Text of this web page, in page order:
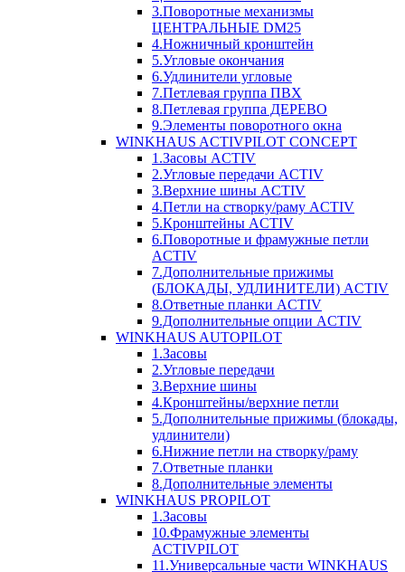
3.Поворотные механизмы
ЦЕНТРАЛЬНЫЕ DM25
4.Ножничный кронштейн
5.Угловые окончания
6.Удлинители угловые
7.Петлевая группа ПВХ
8.Петлевая группа ДЕРЕВО
9.Элементы поворотного окна
WINKHAUS ACTIVPILOT CONCEPT
1.Засовы ACTIV
2.Угловые передачи ACTIV
3.Верхние шины ACTIV
4.Петли на створку/раму ACTIV
5.Кронштейны ACTIV
6.Поворотные и фрамужные петли
ACTIV
7.Дополнительные прижимы
(БЛОКАДЫ, УДЛИНИТЕЛИ) ACTIV
8.Ответные планки ACTIV
9.Дополнительные опции ACTIV
WINKHAUS AUTOPILOT
1.Засовы
2.Угловые передачи
3.Верхние шины
4.Кронштейны/верхние петли
5.Дополнительные прижимы (блокады,
удлинители)
6.Нижние петли на створку/раму
7.Ответные планки
8.Дополнительные элементы
WINKHAUS PROPILOT
1.Засовы
10.Фрамужные элементы
ACTIVPILOT
11.Универсальные части WINKHAUS